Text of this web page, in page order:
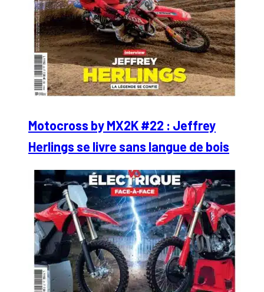
Motocross by MX2K #22 : Jeffrey
Herlings se livre sans langue de bois